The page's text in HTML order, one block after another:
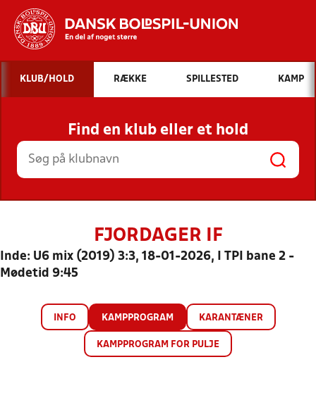
Hvad vil du søge efter?
INDHOLD OG NYHEDER
STILLINGER, RESULTATER, KLUBBER OG
HOLD
KLUB/HOLD RÆKKE SPILLESTED KAMP
Find en klub eller et hold
FJORDAGER IF
Inde: U6 mix (2019) 3:3, 18-01-2026, I TPI bane 2 -
Mødetid 9:45
INFO KAMPPROGRAM KARANTÆNER
KAMPPROGRAM FOR PULJE